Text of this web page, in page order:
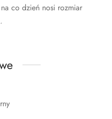
co dzień nosi rozmiar